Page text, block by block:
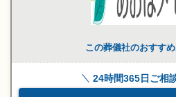
この葬儀社のおすす
24時間365日ご相